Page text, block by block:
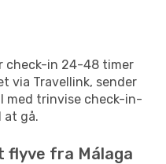
check-in 24-48 timer
via Travellink, sender
med trinvise check-in-
at gå.
flyve fra Málaga